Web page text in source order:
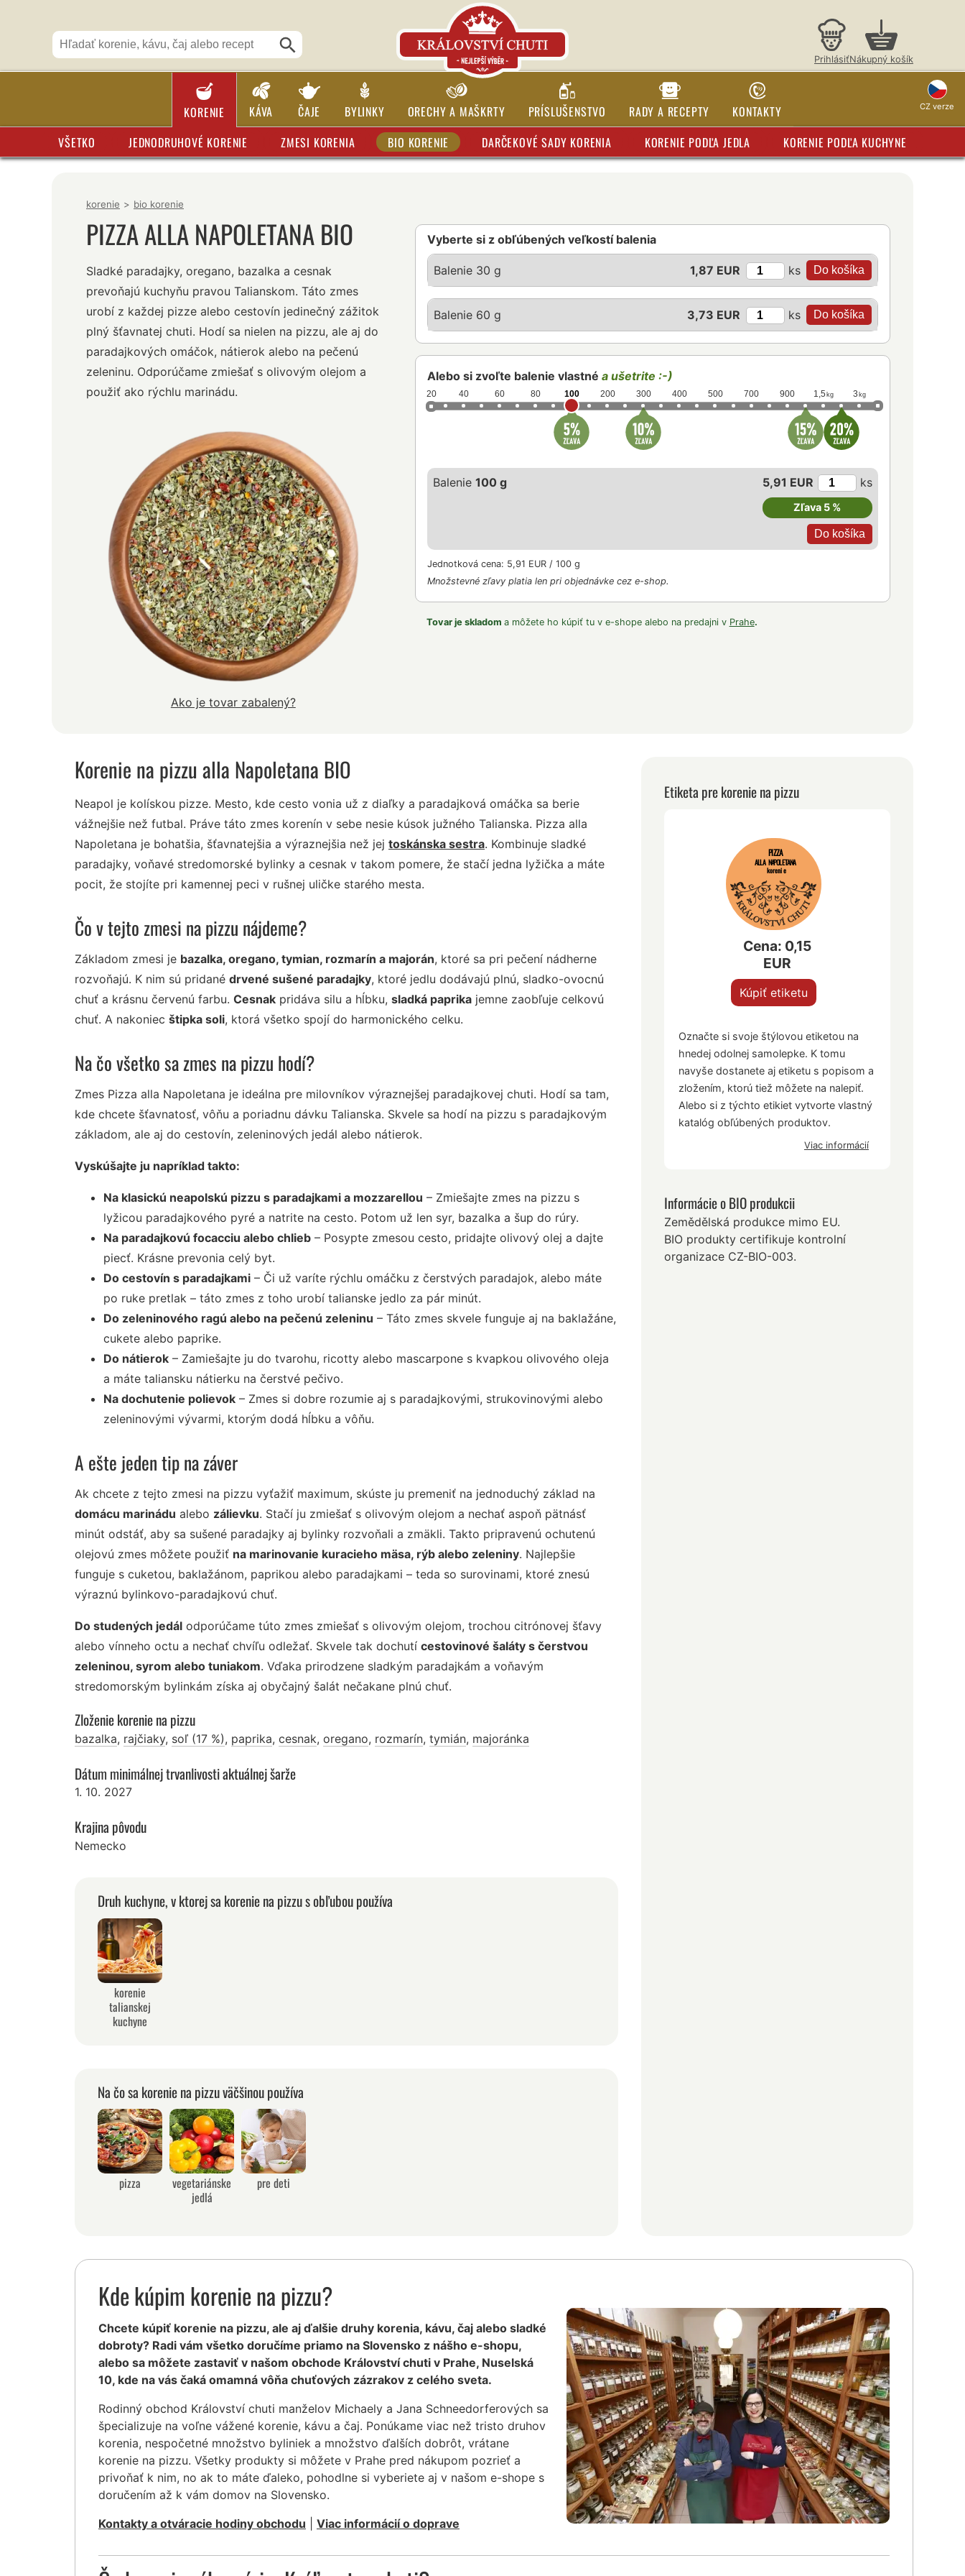
PrihlásiťNákupný košík
KORENIE KÁVA ČAJE BYLINKY ORECHY A MAŠKRTY PRÍSLUŠENSTVO RADY A RECEPTY KONTAKTY CZ verze
VŠETKO JEDNODRUHOVÉ KORENIE ZMESI KORENIA BIO KORENIE DARČEKOVÉ SADY KORENIA KORENIE PODĽA JEDLA KORENIE PODĽA KUCHYNE
korenie > bio korenie
PIZZA ALLA NAPOLETANA BIO
Sladké paradajky, oregano, bazalka a cesnak
prevoňajú kuchyňu pravou Talianskom. Táto zmes
urobí z každej pizze alebo cestovín jedinečný zážitok
plný šťavnatej chuti. Hodí sa nielen na pizzu, ale aj do
paradajkových omáčok, nátierok alebo na pečenú
zeleninu. Odporúčame zmiešať s olivovým olejom a
použiť ako rýchlu marinádu.
Ako je tovar zabalený?
Vyberte si z obľúbených veľkostí balenia
Balenie 30 g 1,87 EUR ks
Balenie 60 g 3,73 EUR ks
Alebo si zvoľte balenie vlastné a ušetrite :-)
20 40 60 80 100 200 300 400 500 700 900 1,5 kg 3 kg
Balenie 100 g 5,91 EUR ks
Zľava 5 %
Jednotková cena: 5,91 EUR / 100 g
Množstevné zľavy platia len pri objednávke cez e-shop.
Tovar je skladom a môžete ho kúpiť tu v e-shope alebo na predajni v Prahe.
Korenie na pizzu alla Napoletana BIO
Neapol je kolískou pizze. Mesto, kde cesto vonia už z diaľky a paradajková omáčka sa berie
vážnejšie než futbal. Práve táto zmes korenín v sebe nesie kúsok južného Talianska. Pizza alla
Napoletana je bohatšia, šťavnatejšia a výraznejšia než jej toskánska sestra. Kombinuje sladké
paradajky, voňavé stredomorské bylinky a cesnak v takom pomere, že stačí jedna lyžička a máte
pocit, že stojíte pri kamennej peci v rušnej uličke starého mesta.
Čo v tejto zmesi na pizzu nájdeme?
Základom zmesi je bazalka, oregano, tymian, rozmarín a majorán, ktoré sa pri pečení nádherne
rozvoňajú. K nim sú pridané drvené sušené paradajky, ktoré jedlu dodávajú plnú, sladko-ovocnú
chuť a krásnu červenú farbu. Cesnak pridáva silu a hĺbku, sladká paprika jemne zaobľuje celkovú
chuť. A nakoniec štipka soli, ktorá všetko spojí do harmonického celku.
Na čo všetko sa zmes na pizzu hodí?
Zmes Pizza alla Napoletana je ideálna pre milovníkov výraznejšej paradajkovej chuti. Hodí sa tam,
kde chcete šťavnatosť, vôňu a poriadnu dávku Talianska. Skvele sa hodí na pizzu s paradajkovým
základom, ale aj do cestovín, zeleninových jedál alebo nátierok.
Vyskúšajte ju napríklad takto:
Na klasickú neapolskú pizzu s paradajkami a mozzarellou – Zmiešajte zmes na pizzu s
lyžicou paradajkového pyré a natrite na cesto. Potom už len syr, bazalka a šup do rúry.
Na paradajkovú focacciu alebo chlieb – Posypte zmesou cesto, pridajte olivový olej a dajte
piecť. Krásne prevonia celý byt.
Do cestovín s paradajkami – Či už varíte rýchlu omáčku z čerstvých paradajok, alebo máte
po ruke pretlak – táto zmes z toho urobí talianske jedlo za pár minút.
Do zeleninového ragú alebo na pečenú zeleninu – Táto zmes skvele funguje aj na baklažáne,
cukete alebo paprike.
Do nátierok – Zamiešajte ju do tvarohu, ricotty alebo mascarpone s kvapkou olivového oleja
a máte taliansku nátierku na čerstvé pečivo.
Na dochutenie polievok – Zmes si dobre rozumie aj s paradajkovými, strukovinovými alebo
zeleninovými vývarmi, ktorým dodá hĺbku a vôňu.
A ešte jeden tip na záver
Ak chcete z tejto zmesi na pizzu vyťažiť maximum, skúste ju premeniť na jednoduchý základ na
domácu marinádu alebo zálievku. Stačí ju zmiešať s olivovým olejom a nechať aspoň pätnásť
minút odstáť, aby sa sušené paradajky aj bylinky rozvoňali a zmäkli. Takto pripravenú ochutenú
olejovú zmes môžete použiť na marinovanie kuracieho mäsa, rýb alebo zeleniny. Najlepšie
funguje s cuketou, baklažánom, paprikou alebo paradajkami – teda so surovinami, ktoré znesú
výraznú bylinkovo-paradajkovú chuť.
Do studených jedál odporúčame túto zmes zmiešať s olivovým olejom, trochou citrónovej šťavy
alebo vínneho octu a nechať chvíľu odležať. Skvele tak dochutí cestovinové šaláty s čerstvou
zeleninou, syrom alebo tuniakom. Vďaka prirodzene sladkým paradajkám a voňavým
stredomorským bylinkám získa aj obyčajný šalát nečakane plnú chuť.
Zloženie korenie na pizzu
bazalka, rajčiaky, soľ (17 %), paprika, cesnak, oregano, rozmarín, tymián, majoránka
Dátum minimálnej trvanlivosti aktuálnej šarže
1. 10. 2027
Krajina pôvodu
Nemecko
Druh kuchyne, v ktorej sa korenie na pizzu s obľubou používa
korenie
talianskej
kuchyne
Na čo sa korenie na pizzu väčšinou používa
pizza
vegetariánske
jedlá
pre deti
Etiketa pre korenie na pizzu
PIZZA
ALLA NAPOLETANA
korenie
Cena: 0,15
EUR
Kúpiť etiketu
Označte si svoje štýlovou etiketou na
hnedej odolnej samolepke. K tomu
navyše dostanete aj etiketu s popisom a
zložením, ktorú tiež môžete na nalepiť.
Alebo si z týchto etikiet vytvorte vlastný
katalóg obľúbených produktov.
Viac informácií
Informácie o BIO produkcii
Zemědělská produkce mimo EU.
BIO produkty certifikuje kontrolní
organizace CZ-BIO-003.
Kde kúpim korenie na pizzu?
Chcete kúpiť korenie na pizzu, ale aj ďalšie druhy korenia, kávu, čaj alebo sladké
dobroty? Radi vám všetko doručíme priamo na Slovensko z nášho e-shopu,
alebo sa môžete zastaviť v našom obchode Království chuti v Prahe, Nuselská
10, kde na vás čaká omamná vôňa chuťových zázrakov z celého sveta.
Rodinný obchod Království chuti manželov Michaely a Jana Schneedorferových sa
špecializuje na voľne vážené korenie, kávu a čaj. Ponúkame viac než tristo druhov
korenia, nespočetné množstvo byliniek a množstvo ďalších dobrôt, vrátane
korenie na pizzu. Všetky produkty si môžete v Prahe pred nákupom pozrieť a
privoňať k nim, no ak to máte ďaleko, pohodlne si vyberiete aj v našom e-shope s
doručením až k vám domov na Slovensko.
Kontakty a otváracie hodiny obchodu
Viac informácií o doprave